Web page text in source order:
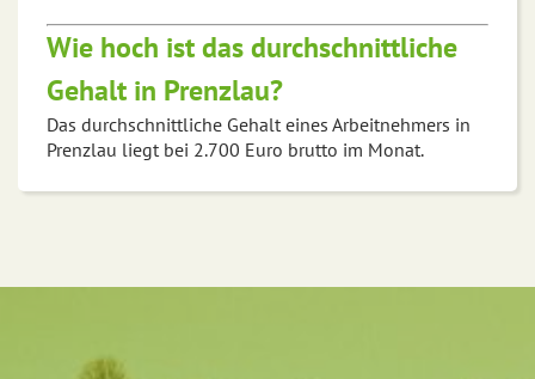
Wie hoch ist das durchschnittliche
Gehalt in Prenzlau?
Das durchschnittliche Gehalt eines Arbeitnehmers in
Prenzlau liegt bei 2.700 Euro brutto im Monat.